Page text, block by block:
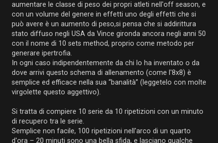
aumentare le classe di peso dei propri atleti nell'off season, e
con un volume del genere in effetti uno degli effetti che si
può avere è un aumento di peso,si pensa che si addirittura
stato diffuso negli USA da Vince gironda ancora negli anni 50
con il nome di 10 sets method, proprio come metodo per
generare ipertrofia.
In ogni caso indipendentemente da chi lo ha inventato o da
dove arrivi questo schema di allenamento (come l'8x8) è
semplice ed efficace nella sua “banalità” (leggetelo con molte
virgolette questo aggettivo).
Si tratta di compiere 10 serie da 10 ripetizioni con un minuto
di recupero tra le serie.
Semplice non facile, 100 ripetizioni nell'arco di un quarto
d'ora – 20 minuti sono una bella sfida, e lasciano qualche